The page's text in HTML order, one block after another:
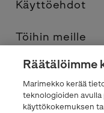
Käyttöehdot
Töihin meille
Yhteystiedot
Räätälöimme
Marimekko kerää
teknologioiden avulla
käyttökokemuksen